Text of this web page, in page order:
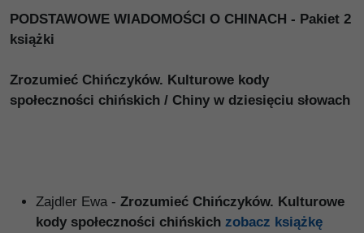
PODSTAWOWE WIADOMOŚCI O CHINACH - Pakiet 2
książki
Zrozumieć Chińczyków. Kulturowe kody
społeczności chińskich / Chiny w dziesięciu słowach
Zajdler Ewa - Zrozumieć Chińczyków. Kulturowe
kody społeczności chińskich zobacz książkę